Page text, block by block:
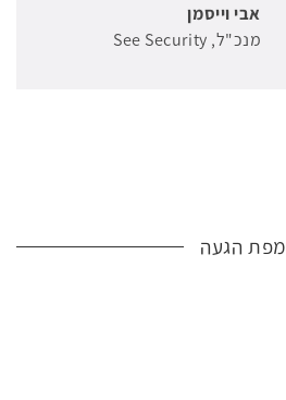
אבי וייסמן
מנכ"ל See Security
מפת הגעה